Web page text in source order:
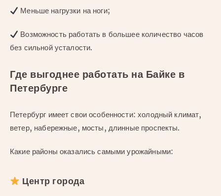
Меньше нагрузки на ноги;
Возможность работать в большее количество часов
без сильной усталости.
Где выгоднее работать на Байке в
Петербурге
Петербург имеет свои особенности: холодный климат,
ветер, набережные, мосты, длинные проспекты.
Какие районы оказались самыми урожайными:
Центр города